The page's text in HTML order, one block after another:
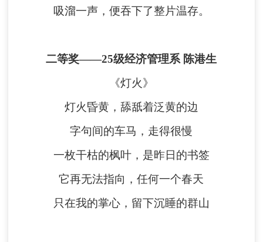
吸溜一声，便吞下了整片温存。
二等奖——25级经济管理系 陈港生
《灯火》
灯火昏黄，舔舐着泛黄的边
字句间的车马，走得很慢
一枚干枯的枫叶，是昨日的书签
它再无法指向，任何一个春天
只在我的掌心，留下沉睡的群山